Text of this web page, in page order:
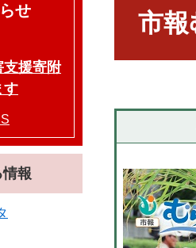
市報
せ
支援寄附
す
報